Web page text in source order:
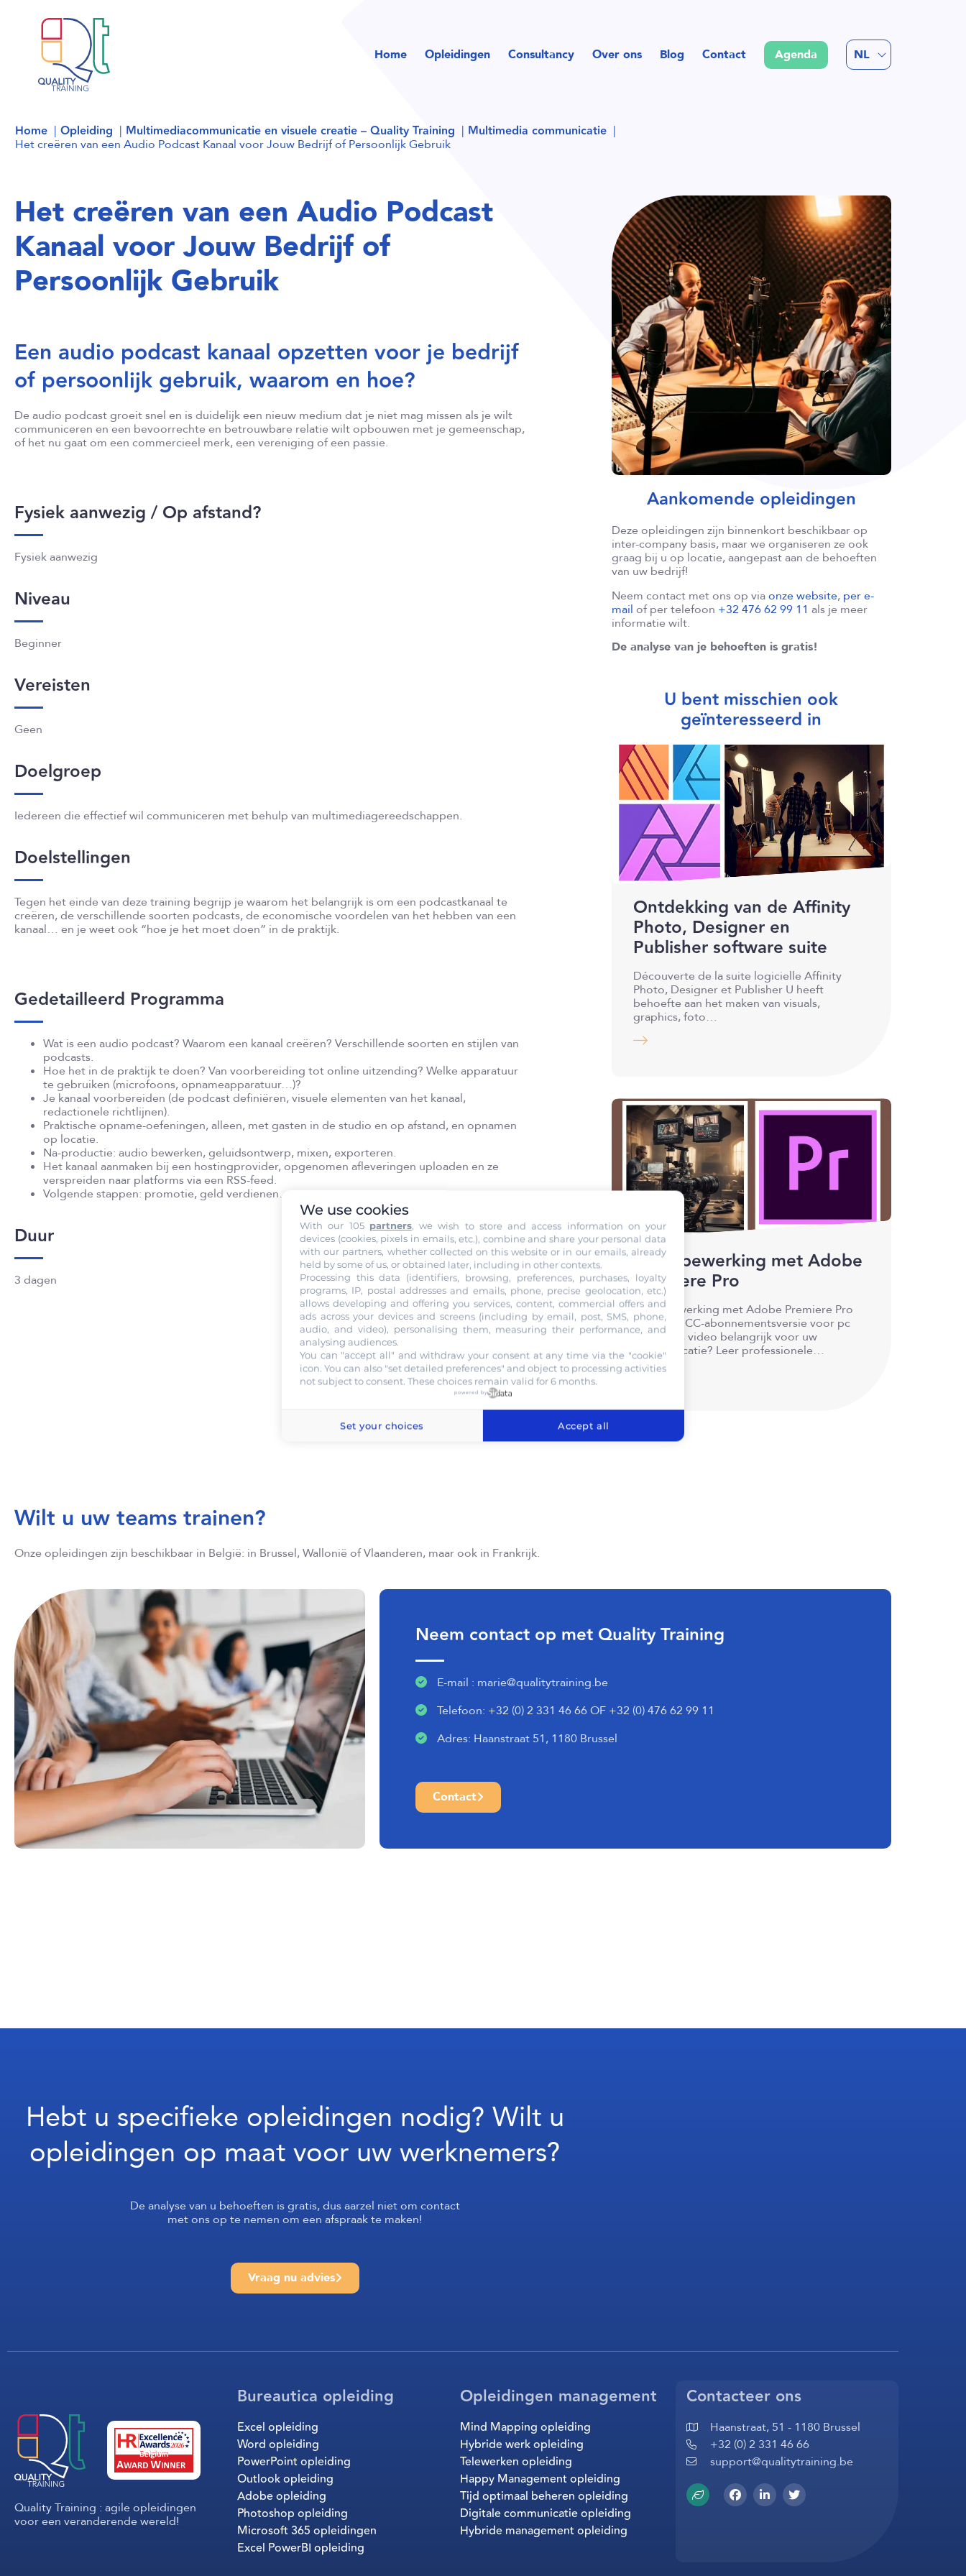
Home Opleidingen Consultancy Over ons Blog Contact Agenda NL
FR
Home Opleiding Multimediacommunicatie en visuele creatie – Quality Training Multimedia communicatie
Het creëren van een Audio Podcast Kanaal voor Jouw Bedrijf of Persoonlijk Gebruik
Het creëren van een Audio Podcast
Kanaal voor Jouw Bedrijf of
Persoonlijk Gebruik
Een audio podcast kanaal opzetten voor je bedrijf
of persoonlijk gebruik, waarom en hoe?
De audio podcast groeit snel en is duidelijk een nieuw medium dat je niet mag missen als je wilt
communiceren en een bevoorrechte en betrouwbare relatie wilt opbouwen met je gemeenschap,
of het nu gaat om een commercieel merk, een vereniging of een passie.
Fysiek aanwezig / Op afstand?
Fysiek aanwezig
Niveau
Beginner
Vereisten
Geen
Doelgroep
Iedereen die effectief wil communiceren met behulp van multimediagereedschappen.
Doelstellingen
Tegen het einde van deze training begrijp je waarom het belangrijk is om een podcastkanaal te
creëren, de verschillende soorten podcasts, de economische voordelen van het hebben van een
kanaal… en je weet ook “hoe je het moet doen” in de praktijk.
Gedetailleerd Programma
Wat is een audio podcast? Waarom een kanaal creëren? Verschillende soorten en stijlen van
podcasts.
Hoe het in de praktijk te doen? Van voorbereiding tot online uitzending? Welke apparatuur
te gebruiken (microfoons, opnameapparatuur…)?
Je kanaal voorbereiden (de podcast definiëren, visuele elementen van het kanaal,
redactionele richtlijnen).
Praktische opname-oefeningen, alleen, met gasten in de studio en op afstand, en opnamen
op locatie.
Na-productie: audio bewerken, geluidsontwerp, mixen, exporteren.
Het kanaal aanmaken bij een hostingprovider, opgenomen afleveringen uploaden en ze
verspreiden naar platforms via een RSS-feed.
Volgende stappen: promotie, geld verdienen…
Duur
3 dagen
Aankomende opleidingen
Deze opleidingen zijn binnenkort beschikbaar op
inter-company basis, maar we organiseren ze ook
graag bij u op locatie, aangepast aan de behoeften
van uw bedrijf!
Neem contact met ons op viaonze website, per e-
mail of per telefoon +32 476 62 99 11 als je meer
informatie wilt.
De analyse van je behoeften is gratis!
U bent misschien ook
geïnteresseerd in
Ontdekking van de Affinity
Photo, Designer en
Publisher software suite
Découverte de la suite logicielle Affinity
Photo, Designer et Publisher U heeft
behoefte aan het maken van visuals,
graphics, foto…
Videobewerking met Adobe
Premiere Pro
Videobewerking met Adobe Premiere Pro
(betaalde CC-abonnementsversie voor pc
en Mac) Is video belangrijk voor uw
communicatie? Leer professionele
videobewerking…
Wilt u uw teams trainen?
Onze opleidingen zijn beschikbaar in België: in Brussel, Wallonië of Vlaanderen, maar ook in Frankrijk.
Neem contact op met Quality Training
E-mail : marie@qualitytraining.be
Telefoon: +32 (0) 2 331 46 66 OF +32 (0) 476 62 99 11
Adres: Haanstraat 51, 1180 Brussel
Contact
Hebt u specifieke opleidingen nodig? Wilt u
opleidingen op maat voor uw werknemers?
De analyse van u behoeften is gratis, dus aarzel niet om contact
met ons op te nemen om een afspraak te maken!
Vraag nu advies
Quality Training : agile opleidingen
voor een veranderende wereld!
Bureautica opleiding
Excel opleiding
Word opleiding
PowerPoint opleiding
Outlook opleiding
Adobe opleiding
Photoshop opleiding
Microsoft 365 opleidingen
Excel PowerBI opleiding
Opleidingen management
Mind Mapping opleiding
Hybride werk opleiding
Telewerken opleiding
Happy Management opleiding
Tijd optimaal beheren opleiding
Digitale communicatie opleiding
Hybride management opleiding
Contacteer ons
Haanstraat, 51 - 1180 Brussel
+32 (0) 2 331 46 66
support@qualitytraining.be
We use cookies
With our 105 partners, we wish to store and access information on your
devices (cookies, pixels in emails, etc.), combine and share your personal data
with our partners, whether collected on this website or in our emails, already
held by some of us, or obtained later, including in other contexts.
Processing this data (identifiers, browsing, preferences, purchases, loyalty
programs, IP, postal addresses and emails, phone, precise geolocation, etc.)
allows developing and offering you services, content, commercial offers and
ads across your devices and screens (including by email, post, SMS, phone,
audio, and video), personalising them, measuring their performance, and
analysing audiences.
You can "accept all" and withdraw your consent at any time via the "cookie"
icon . You can also "set detailed preferences" and object to processing activities
not subject to consent. These choices remain valid for 6 months.
powered by
Set your choices Accept all